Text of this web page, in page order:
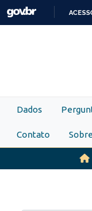
Skip to main content
Dados
Contato